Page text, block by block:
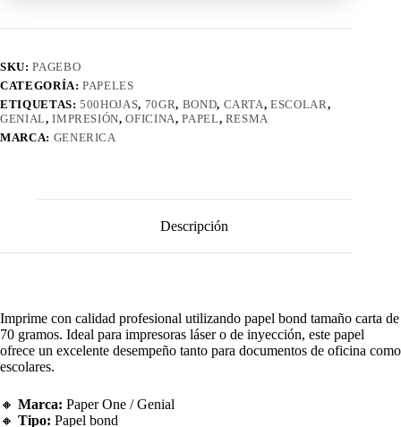
SKU:PAGEBO
CATEGORÍA:PAPELES
ETIQUETAS:500HOJAS, 70GR, BOND, CARTA,ESCOLAR,
GENIAL,IMPRESIÓN,OFICINA,PAPEL, RESMA
MARCA: GENERICA
Descripción
Imprime con calidad profesional utilizando papel bond tamaño carta de
70 gramos. Ideal para impresoras láser o de inyección, este papel
ofrece un excelente desempeño tanto para documentos de oficina como
escolares.
🔸 Marca: Paper One / Genial
🔸 Tipo: Papel bond